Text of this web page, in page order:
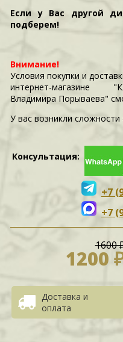
Если у Вас другой
подберем!
Внимание!
Условия покупки и
интернет-магазине
Владимира Порываева"
У вас возникли сложности
Консультация:
+7
+7
1600
1200
Доставка и
оплата